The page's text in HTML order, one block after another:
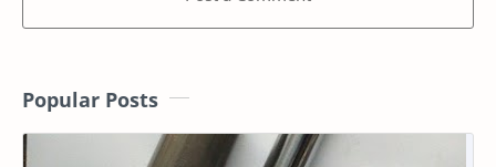
Popular Posts